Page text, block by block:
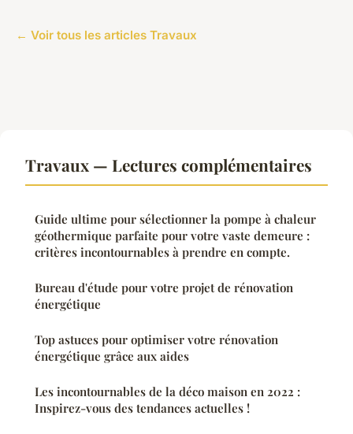
← Voir tous les articles Travaux
Travaux — Lectures complémentaires
Guide ultime pour sélectionner la pompe à chaleur
géothermique parfaite pour votre vaste demeure :
critères incontournables à prendre en compte.
Bureau d'étude pour votre projet de rénovation
énergétique
Top astuces pour optimiser votre rénovation
énergétique grâce aux aides
Les incontournables de la déco maison en 2022 :
Inspirez-vous des tendances actuelles !